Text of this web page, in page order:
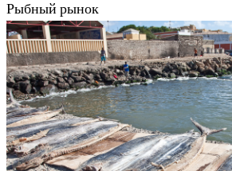
Рыбный рынок